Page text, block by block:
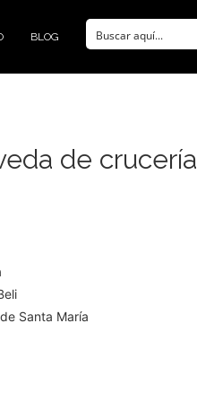
BLOG
de crucería
Santa María